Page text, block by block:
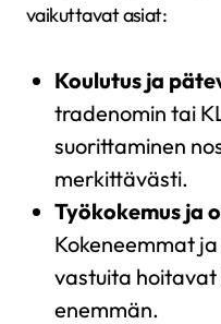
vaikuttavat asiat:
Koulutus ja
tradenomin tai
suorittaminen
merkittävästi.
Työkokemus ja
Kokeneemmat
vastuita
enemmän.